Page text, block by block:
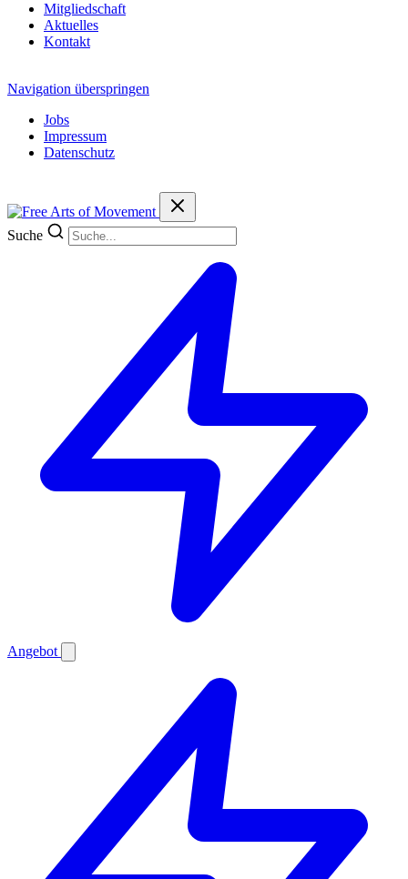
Mitgliedschaft
Aktuelles
Kontakt
Navigation überspringen
Jobs
Impressum
Datenschutz
Suche
Angebot